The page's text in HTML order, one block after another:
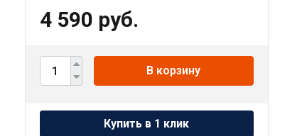
4 590 руб.
В корзину